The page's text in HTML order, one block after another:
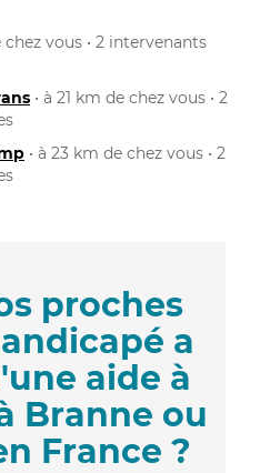
chez vous • 2 intervenants
• à 21 km de chez vous • 2
• à 23 km de chez vous • 2
proches
a
aide à
Branne ou
France ?